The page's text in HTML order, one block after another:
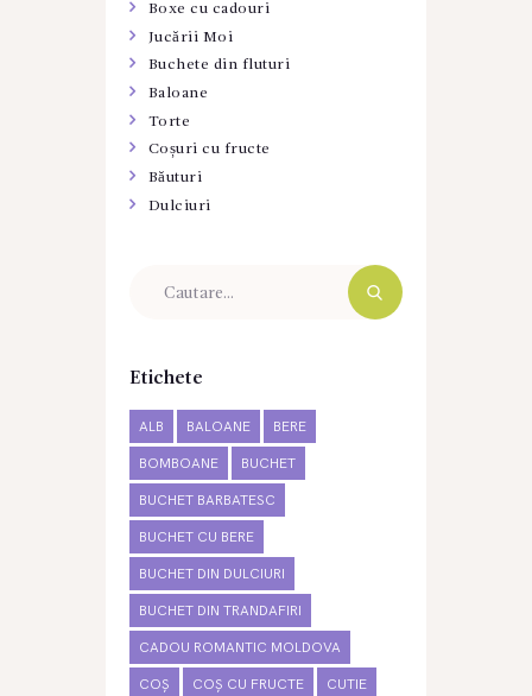
Boxe cu cadouri
Jucării Moi
Buchete din fluturi
Baloane
Torte
Coșuri cu fructe
Băuturi
Dulciuri
Etichete
ALB BALOANE BERE
BOMBOANE BUCHET
BUCHET BARBATESC
BUCHET CU BERE
BUCHET DIN DULCIURI
BUCHET DIN TRANDAFIRI
CADOU ROMANTIC MOLDOVA
COȘ COȘ CU FRUCTE CUTIE